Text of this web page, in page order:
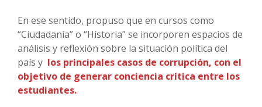
En ese sentido, propuso que en cursos como
“Ciudadanía” o “Historia” se incorporen espacios de
análisis y reflexión sobre la situación política del
país y los principales casos de corrupción, con el
objetivo de generar conciencia crítica entre los
estudiantes.